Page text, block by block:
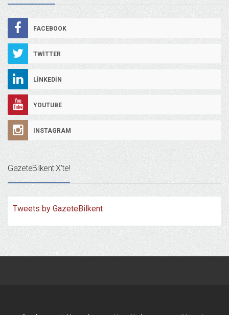
FACEBOOK
TWITTER
LINKEDIN
YOUTUBE
INSTAGRAM
GazeteBilkent X’te!
Tweets by GazeteBilkent